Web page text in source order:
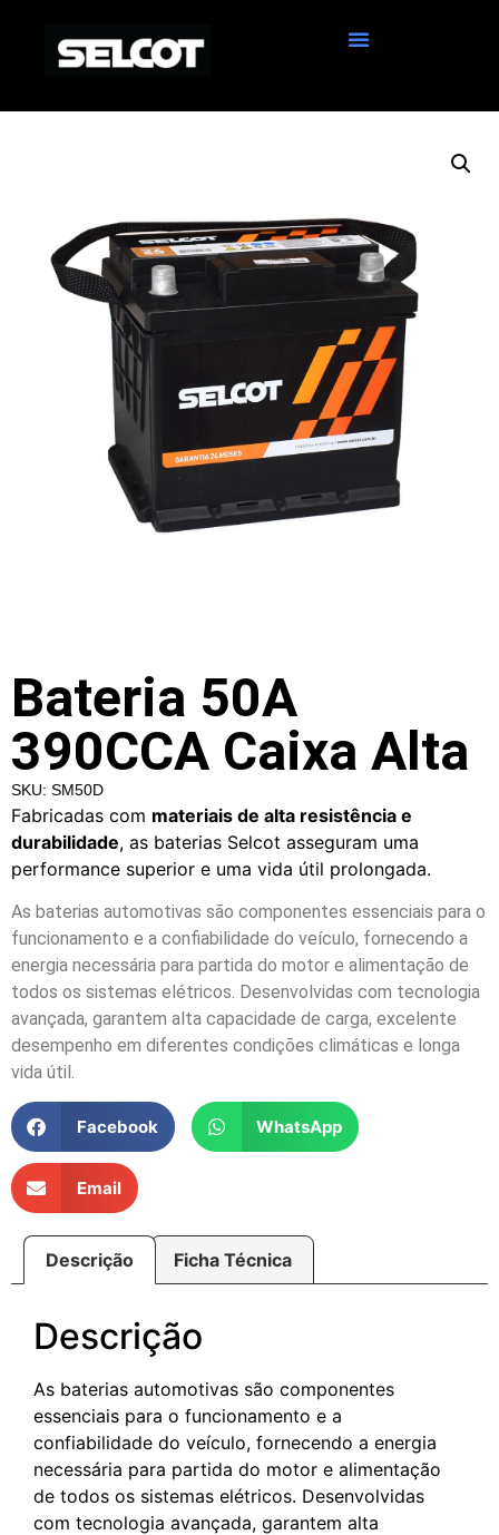
Bateria 50A
390CCA Caixa Alta
SKU: SM50D
Fabricadas com materiais de alta resistência e
durabilidade, as baterias Selcot asseguram uma
performance superior e uma vida útil prolongada.
As baterias automotivas são componentes essenciais para o
funcionamento e a confiabilidade do veículo, fornecendo a
energia necessária para partida do motor e alimentação de
todos os sistemas elétricos. Desenvolvidas com tecnologia
avançada, garantem alta capacidade de carga, excelente
desempenho em diferentes condições climáticas e longa
vida útil.
Facebook WhatsApp
Email
Descrição Ficha Técnica
Descrição
As baterias automotivas são componentes
essenciais para o funcionamento e a
confiabilidade do veículo, fornecendo a energia
necessária para partida do motor e alimentação
de todos os sistemas elétricos. Desenvolvidas
com tecnologia avançada, garantem alta